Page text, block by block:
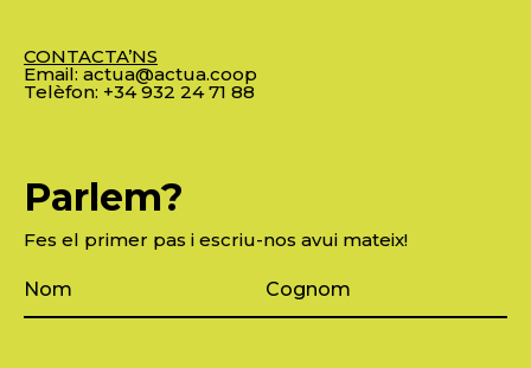
CONTACTA’NS
Email: actua@actua.coop
Telèfon: +34 932 24 71 88
Parlem?
Fes el primer pas i escriu-nos avui mateix!